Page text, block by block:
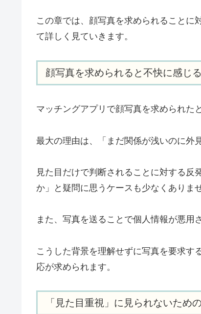
この章では、顔写真を求められることに
て詳しく見ていきます。
顔写真を求められると不快に感じ
マッチングアプリで顔写真を求められた
最大の理由は、「まだ関係が浅いのに外
見た目だけで判断されることに対する反
か」と疑問に思うケースも少なくありませ
また、写真を送ることで個人情報が悪用
こうした背景を理解せずに写真を要求す
応が求められます。
「見た目重視」に見られないため